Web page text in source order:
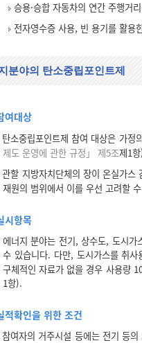
승용·승합 자동차의 연간 주행거
전자영수증 사용, 빈 용기를 활용
분야의 탄소중립포인트제
여대상
탄소중립포인트제 참여 대상은 가정
제도 운영에 관한 규정」 제5조제1
관할 지방자치단체의 장이 온실가스
재원의 범위에서 이를 우선 고려할
시항목
에너지 분야는 전기, 상수도, 도시가
수 있습니다. 다만, 도시가스를 취
구체적인 자료가 없을 경우 사용량
1항).
적확인을 위한 조건
참여자의 거주시설 등에는 전기 등